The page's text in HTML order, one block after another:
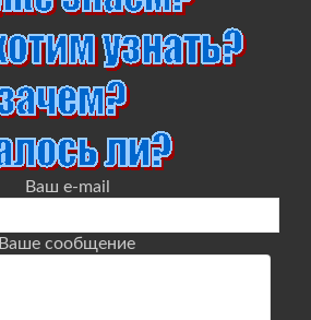
Ваш e-mail
Ваше сообщение